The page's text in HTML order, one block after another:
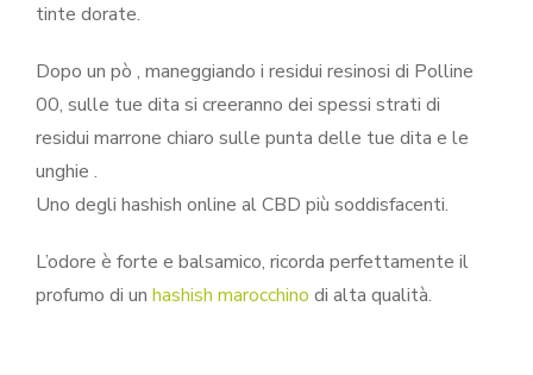
tinte dorate.
Dopo un pò , maneggiando i residui resinosi di Polline
00, sulle tue dita si creeranno dei spessi strati di
residui marrone chiaro sulle punta delle tue dita e le
unghie .
Uno degli hashish online al CBD più soddisfacenti.
L’odore è forte e balsamico, ricorda perfettamente il
profumo di un hashish marocchino di alta qualità.